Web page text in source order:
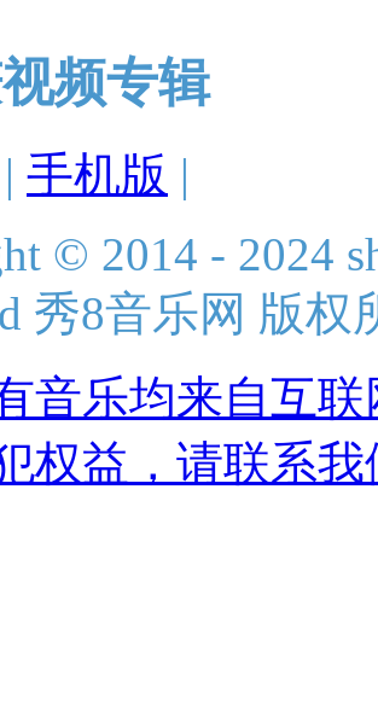
频专辑
| 手机版 |
© 2014 - 2024
秀8音乐网 版权
音乐均来自互
权益，请联系